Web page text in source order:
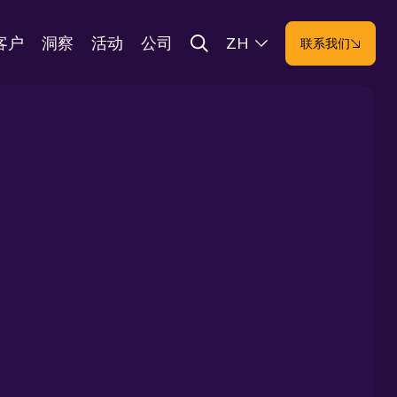
户 洞察 活动 公司 ZH 联系我们